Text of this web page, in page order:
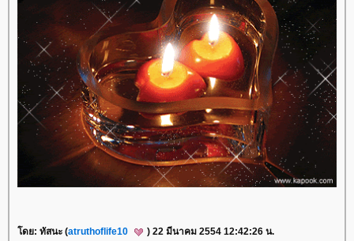
ดย: ทัสนะ (atruthoflife10 ) 22 มีนาคม 2554 12:42:26 น.